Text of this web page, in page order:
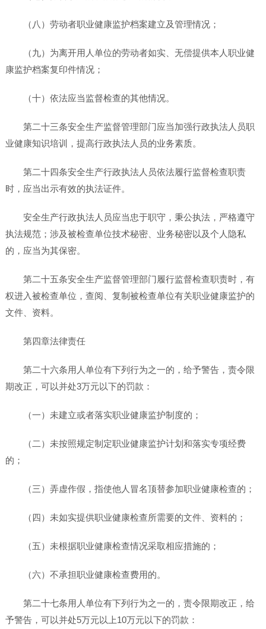
（八）劳动者职业健康监护档案建立及管理情况；
（九）为离开用人单位的劳动者如实、无偿提供本人职业健
康监护档案复印件情况；
（十）依法应当监督检查的其他情况。
第二十三条安全生产监督管理部门应当加强行政执法人员职
业健康知识培训，提高行政执法人员的业务素质。
第二十四条安全生产行政执法人员依法履行监督检查职责
时，应当出示有效的执法证件。
安全生产行政执法人员应当忠于职守，秉公执法，严格遵守
执法规范；涉及被检查单位技术秘密、业务秘密以及个人隐私
的，应当为其保密。
第二十五条安全生产监督管理部门履行监督检查职责时，有
权进入被检查单位，查阅、复制被检查单位有关职业健康监护的
文件、资料。
第四章法律责任
第二十六条用人单位有下列行为之一的，给予警告，责令限
期改正，可以并处3万元以下的罚款：
（一）未建立或者落实职业健康监护制度的；
（二）未按照规定制定职业健康监护计划和落实专项经费
的；
（三）弄虚作假，指使他人冒名顶替参加职业健康检查的；
（四）未如实提供职业健康检查所需要的文件、资料的；
（五）未根据职业健康检查情况采取相应措施的；
（六）不承担职业健康检查费用的。
第二十七条用人单位有下列行为之一的，责令限期改正，给
予警告，可以并处5万元以上10万元以下的罚款：